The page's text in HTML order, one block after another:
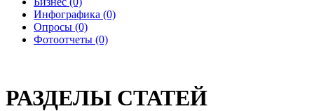
Инфографика (0)
Опросы (0)
Фотоотчеты (0)
РАЗДЕЛЫ СТАТЕЙ